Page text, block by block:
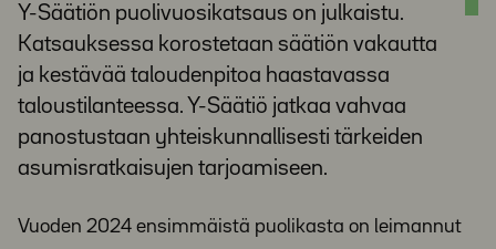
Y-Säätiön puolivuosikatsaus on julkaistu.
Katsauksessa korostetaan säätiön vakautta
ja kestävää taloudenpitoa haastavassa
taloustilanteessa. Y-Säätiö jatkaa vahvaa
panostustaan yhteiskunnallisesti tärkeiden
asumisratkaisujen tarjoamiseen.
Vuoden 2024 ensimmäistä puolikasta on leimannut